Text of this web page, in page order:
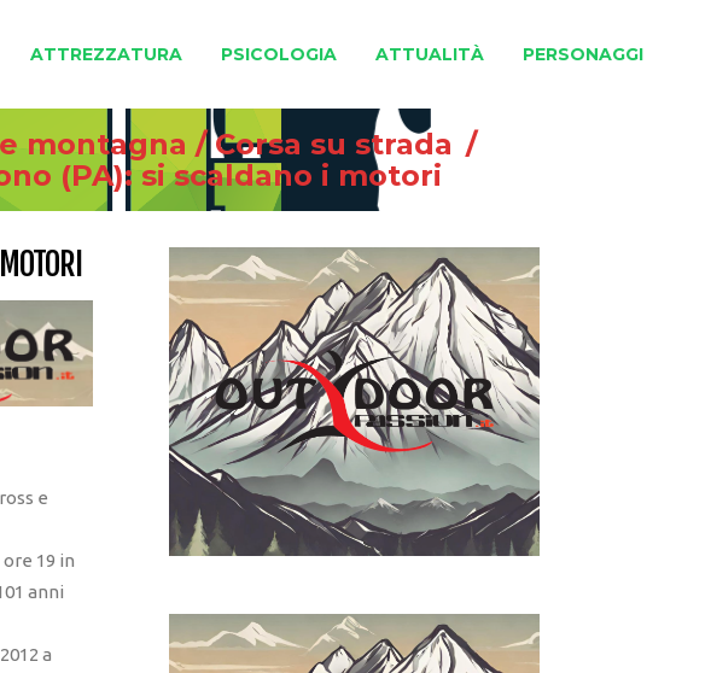
ATTREZZATURA PSICOLOGIA ATTUALITÀ PERSONAGGI
montagna / Corsa su strada /
(PA): si scaldano i motori
e
19 in
anni
a